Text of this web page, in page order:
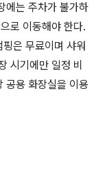
에는 주차가 불가하
로 이동해야 한다.
은 무료이며 샤워
시기에만 일정 비
공용 화장실을 이용